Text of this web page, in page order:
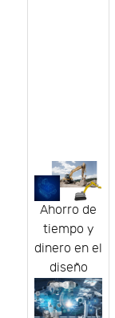
Ahorro de
tiempo y
dinero en el
diseño